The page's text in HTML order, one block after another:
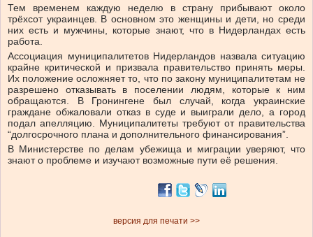
Тем временем каждую неделю в страну прибывают около
трёхсот украинцев. В основном это женщины и дети, но среди
них есть и мужчины, которые знают, что в Нидерландах есть
работа.
Ассоциация муниципалитетов Нидерландов назвала ситуацию
крайне критической и призвала правительство принять меры.
Их положение осложняет то, что по закону муниципалитетам не
разрешено отказывать в поселении людям, которые к ним
обращаются. В Гронингене был случай, когда украинские
граждане обжаловали отказ в суде и выиграли дело, а город
подал апелляцию. Муниципалитеты требуют от правительства
“долгосрочного плана и дополнительного финансирования”.
В Министерстве по делам убежища и миграции уверяют, что
знают о проблеме и изучают возможные пути её решения.
версия для печати >>